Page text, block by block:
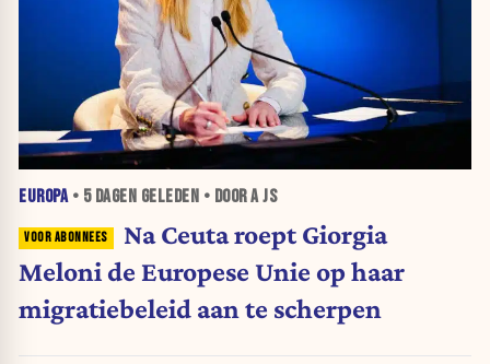
EUROPA• 5 DAGEN GELEDEN • DOOR A JS
Na Ceuta roept Giorgia
Meloni de Europese Unie op haar
migratiebeleid aan te scherpen